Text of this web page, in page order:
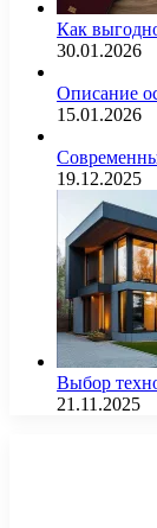
Как
30.01.2026
Описание
15.01.2026
19.12.2025
Выбор
21.11.2025